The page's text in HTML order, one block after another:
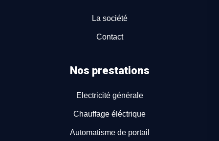
La société
Contact
Nos prestations
Electricité générale
Chauffage éléctrique
Automatisme de portail